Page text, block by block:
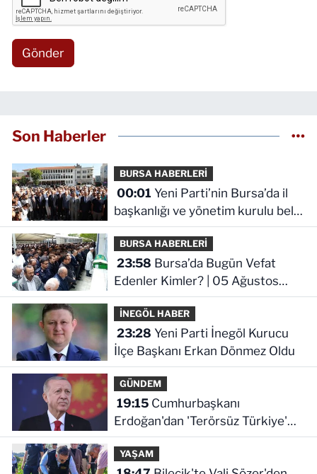
Gönder
Son Haberler
BURSA HABERLERİ
00:01
başkanlığı ve yönetim kurulu belli
oldu
BURSA HABERLERİ
23:58
Edenler Kimler? | 05 Ağustos
2026 Çarşamba
İNEGÖL HABER
23:28
İlçe Başkanı Erkan Dönmez Oldu
GÜNDEM
19:15Cumhurbaşkanı
Erdoğan'dan 'Terörsüz Türkiye'
mesajı
YAŞAM